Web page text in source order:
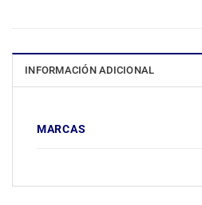
INFORMACIÓN ADICIONAL
MARCAS